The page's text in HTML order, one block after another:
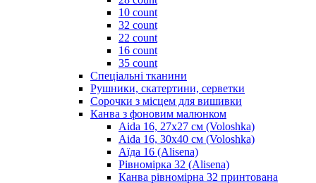
10 count
32 count
22 count
16 count
35 count
Спеціальні тканини
Рушники, скатертини, серветки
Сорочки з місцем для вишивки
Канва з фоновим малюнком
Aida 16, 27х27 см (Voloshka)
Aida 16, 30х40 см (Voloshka)
Аїда 16 (Alisena)
Рівномірка 32 (Alisena)
Канва рівномірна 32 принтована